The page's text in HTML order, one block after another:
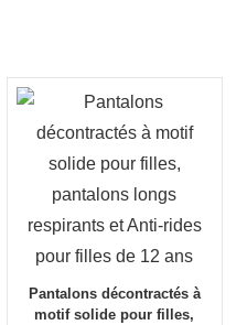
Pantalons décontractés à
motif solide pour filles,